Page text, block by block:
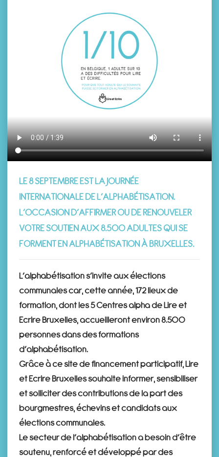
LE 8 SEPTEMBRE EST LA JOURNÉE
INTERNATIONALE DE L’ALPHABÉTISATION.
L’OCCASION D’AFFIRMER OU DE RENOUVELER
VOTRE SOUTIEN AUX 8.500 ADULTES QUI SE
FORMENT EN ALPHABÉTISATION À BRUXELLES.
L’alphabétisation s’invite aux élections
communales car, cette année, 172 lieux de
formation, dont les 5 Centres alpha de Lire et
Ecrire Bruxelles, accueilleront environ 8.500
personnes dans des formations
d’alphabétisation.
Grâce à ce site de financement participatif, Lire
et Ecrire Bruxelles souhaite informer, sensibiliser
et solliciter des contributions de la part des
bourgmestres, échevins et candidats aux
élections communales.
Le secteur de l’alphabétisation a besoin d’être
soutenu, renforcé et développé par des